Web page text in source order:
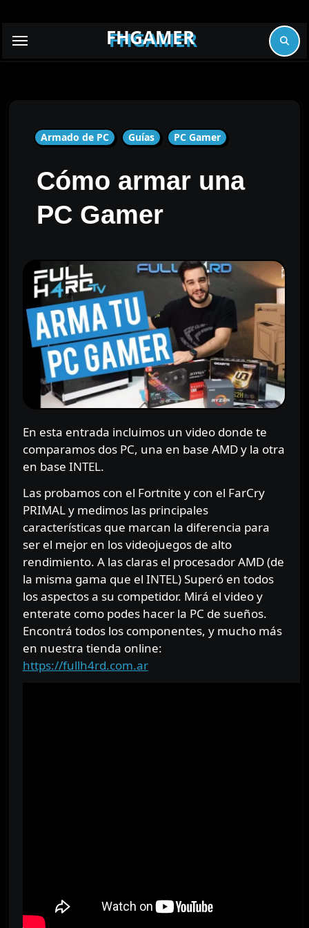
FHGAMER
Armado de PC Guías PC Gamer
Cómo armar una
PC Gamer
En esta entrada incluimos un video donde te
comparamos dos PC, una en base AMD y la otra
en base INTEL.
Las probamos con el Fortnite y con el FarCry
PRIMAL y medimos las principales
características que marcan la diferencia para
ser el mejor en los videojuegos de alto
rendimiento. A las claras el procesador AMD (de
la misma gama que el INTEL) Superó en todos
los aspectos a su competidor. Mirá el video y
enterate como podes hacer la PC de sueños.
Encontrá todos los componentes, y mucho más
en nuestra tienda online:
https://fullh4rd.com.ar